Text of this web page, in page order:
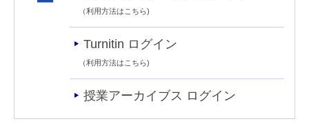
（利用方法はこちら)
Turnitin ログイン
（利用方法はこちら)
授業アーカイブス ログイン